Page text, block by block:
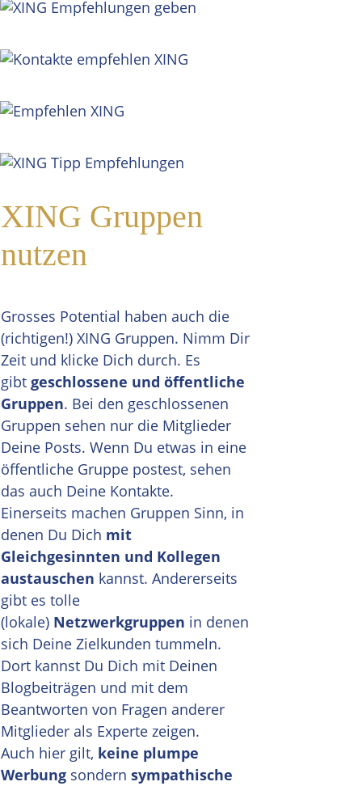
XING Gruppen
nutzen
Grosses Potential haben auch die
(richtigen!) XING Gruppen. Nimm Dir
Zeit und klicke Dich durch. Es
gibt geschlossene und öffentliche
Gruppen. Bei den geschlossenen
Gruppen sehen nur die Mitglieder
Deine Posts. Wenn Du etwas in eine
öffentliche Gruppe postest, sehen
das auch Deine Kontakte.
Einerseits machen Gruppen Sinn, in
denen Du Dich mit
Gleichgesinnten und Kollegen
austauschen kannst. Andererseits
gibt es tolle
(lokale) Netzwerkgruppen in denen
sich Deine Zielkunden tummeln.
Dort kannst Du Dich mit Deinen
Blogbeiträgen und mit dem
Beantworten von Fragen anderer
Mitglieder als Experte zeigen.
Auch hier gilt, keine plumpe
Werbung sondern sympathische